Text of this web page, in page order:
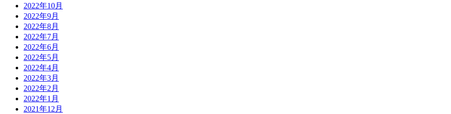
2022年10月
2022年9月
2022年8月
2022年7月
2022年6月
2022年5月
2022年4月
2022年3月
2022年2月
2022年1月
2021年12月